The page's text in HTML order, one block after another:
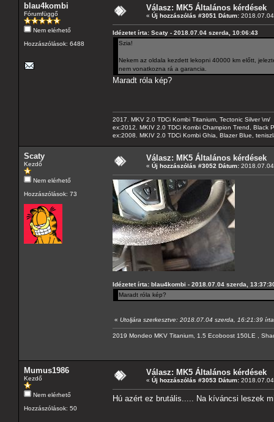
blau4kombi
Fórumfüggő
Nem elérhető
Hozzászólások: 6488
Válasz: MK5 Általános kérdések
« Új hozzászólás #3051 Dátum:
Idézetet írta: Scaty - 2018.07.04 szerda, 10:06:43
Szia!
Nekem az oldala kezdett lekopni 40000 km előtt,
nem vonatkozna rá a garancia.
Maradt róla kép?
2017. MKV 2.0 TDCi Kombi Titanium, Tectonic Silver \m/
ex:2012. MKIV 2.0 TDCi Kombi Champion Trend, Black
ex:2008. MKIV 2.0 TDCi Kombi Ghia, Blazer Blue,
Scaty
Kezdő
Nem elérhető
Hozzászólások: 73
Válasz: MK5 Általános kérdések
« Új hozzászólás #3052 Dátum:
Idézetet írta: blau4kombi - 2018.07.04 szerda,
Maradt róla kép?
« Utoljára szerkesztve: 2018.07.04 szerda, 16:21:39
2019 Mondeo MKV Titanium, 1.5 Ecoboost 150LE ,
Mumus1986
Kezdő
Nem elérhető
Hozzászólások: 50
Válasz: MK5 Általános kérdések
« Új hozzászólás #3053 Dátum:
Hú azért ez brutális..... Na kíváncsi leszek